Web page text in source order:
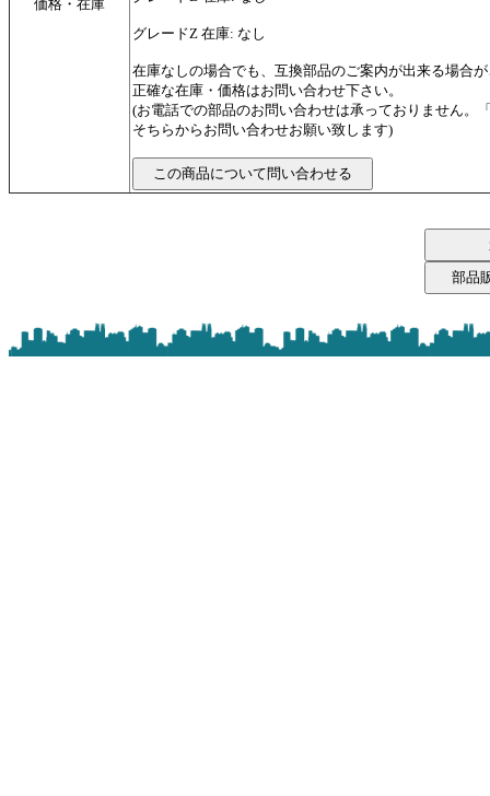
価格・在庫
グレードZ 在庫: なし
在庫なしの場合でも、互換部品のご案内が出来る場合
正確な在庫・価格はお問い合わせ下さい。
(お電話での部品のお問い合わせは承っておりません。
そちらからお問い合わせお願い致します)